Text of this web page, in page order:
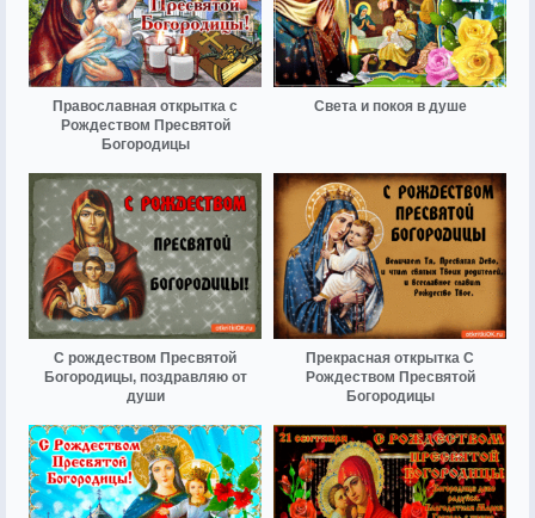
Православная открытка с
Рождеством Пресвятой
Богородицы
Света и покоя в душе
С рождеством Пресвятой
Богородицы, поздравляю от
души
Прекрасная открытка С
Рождеством Пресвятой
Богородицы